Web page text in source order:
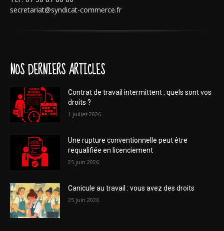
secretariat@syndicat-commerce.fr
NOS DERNIERS ARTICLES
Contrat de travail intermittent : quels sont vos
droits ?
1 juillet 2026
Une rupture conventionnelle peut être
requalifiée en licenciement
25 juin 2026
Canicule au travail : vous avez des droits
25 juin 2026